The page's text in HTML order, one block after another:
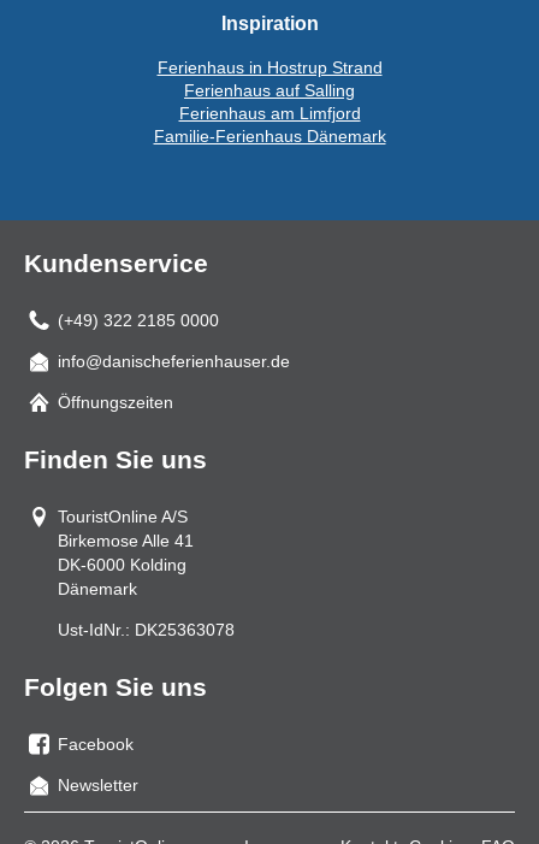
Inspiration
Ferienhaus in Hostrup Strand
Ferienhaus auf Salling
Ferienhaus am Limfjord
Familie-Ferienhaus Dänemark
Kundenservice
(+49) 322 2185 0000
Mail
info@danischeferienhauser.de
Öffnungszeiten
Finden Sie uns
TouristOnline A/S
Birkemose Alle 41
DK-6000 Kolding
Dänemark
Ust-IdNr.: DK25363078
Folgen Sie uns
Sie
uns
Facebook
Newsletter